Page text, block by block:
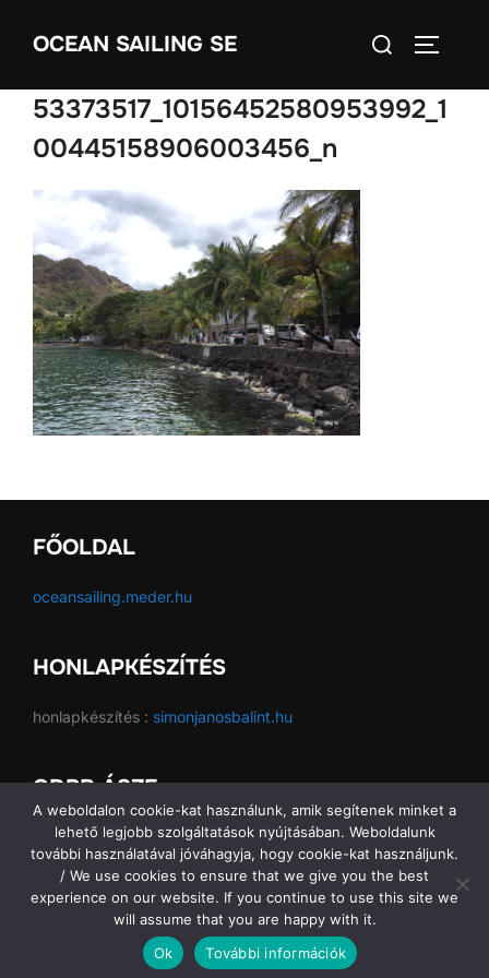
OCEAN SAILING SE
Search
53373517_10156452580953992_1
00445158906003456_n
FŐOLDAL
oceansailing.meder.hu
HONLAPKÉSZÍTÉS
honlapkészítés : simonjanosbalint.hu
GDPR ÁSZF
GDPR ÁSZF
Copyright © 2026 Ocean Sailing SE
A weboldalon cookie-kat használunk, amik segítenek minket a
lehető legjobb szolgáltatások nyújtásában. Weboldalunk
további használatával jóváhagyja, hogy cookie-kat használjunk.
/ We use cookies to ensure that we give you the best
experience on our website. If you continue to use this site we
will assume that you are happy with it.
Ok
További információk